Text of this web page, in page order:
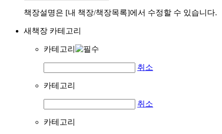
책장설명은 [내 책장/책장목록]에서 수정할 수 있습니다.
새책장 카테고리
카테고리
취소
카테고리
취소
카테고리